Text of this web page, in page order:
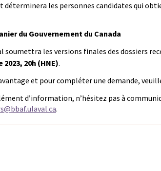
déterminera les personnes candidates qui
du Gouvernement du Canada
soumettra les versions finales des dossiers
2023, 20h (HNE).
et pour compléter une demande,
d’information, n’hésitez pas à
.